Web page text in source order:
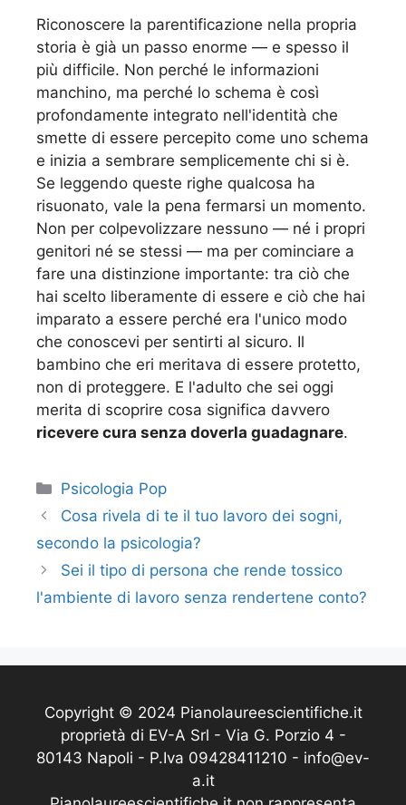
Riconoscere la parentificazione nella propria
storia è già un passo enorme — e spesso il
più difficile. Non perché le informazioni
manchino, ma perché lo schema è così
profondamente integrato nell'identità che
smette di essere percepito come uno schema
e inizia a sembrare semplicemente chi si è.
Se leggendo queste righe qualcosa ha
risuonato, vale la pena fermarsi un momento.
Non per colpevolizzare nessuno — né i propri
genitori né se stessi — ma per cominciare a
fare una distinzione importante: tra ciò che
hai scelto liberamente di essere e ciò che hai
imparato a essere perché era l'unico modo
che conoscevi per sentirti al sicuro. Il
bambino che eri meritava di essere protetto,
non di proteggere. E l'adulto che sei oggi
merita di scoprire cosa significa davvero
ricevere cura senza doverla guadagnare.
Categorie
Psicologia Pop
Cosa rivela di te il tuo lavoro dei sogni,
secondo la psicologia?
Sei il tipo di persona che rende tossico
l'ambiente di lavoro senza rendertene conto?
Copyright © 2024 Pianolaureescientifiche.it
proprietà di EV-A Srl - Via G. Porzio 4 -
80143 Napoli - P.Iva 09428411210 - info@ev-
a.it